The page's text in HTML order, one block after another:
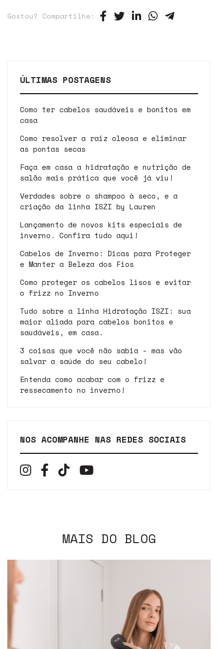
Gostou? Compartilhe:
ÚLTIMAS POSTAGENS
Como ter cabelos saudáveis e bonitos em
casa
Como resolver a raiz oleosa e eliminar
as pontas secas
Faça em casa a hidratação e nutrição de
salão mais prática que você já viu!
Verdades sobre o shampoo à seco, e a
criação da linha ISZI by Lauren
Lançamento de novos kits especiais de
inverno. Confira tudo aqui!
Cabelos de Inverno: Dicas para Proteger
e Manter a Beleza dos Fios
Como proteger os cabelos lisos e evitar
o frizz no Inverno
Tudo sobre a linha Hidratação ISZI: sua
maior aliada para cabelos bonitos e
saudáveis, em casa.
3 coisas que você não sabia - mas vão
salvar a saúde do seu cabelo!
Entenda como acabar com o frizz e
ressecamento no inverno!
NOS ACOMPANHE NAS REDES SOCIAIS
MAIS DO BLOG